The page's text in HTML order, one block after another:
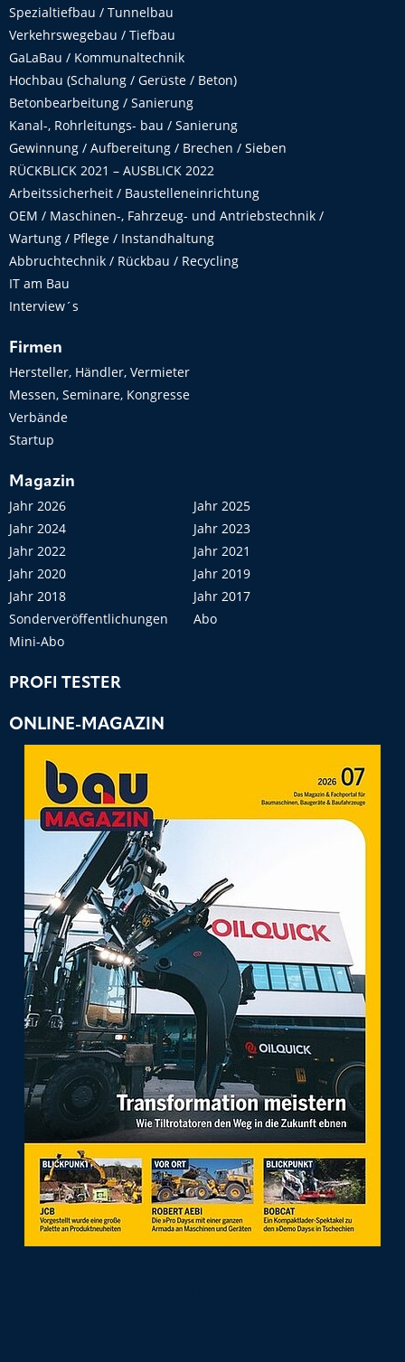
Spezialtiefbau / Tunnelbau
Verkehrswegebau / Tiefbau
GaLaBau / Kommunaltechnik
Hochbau (Schalung / Gerüste / Beton)
Betonbearbeitung / Sanierung
Kanal-, Rohrleitungs- bau / Sanierung
Gewinnung / Aufbereitung / Brechen / Sieben
RÜCKBLICK 2021 – AUSBLICK 2022
Arbeitssicherheit / Baustelleneinrichtung
OEM / Maschinen-, Fahrzeug- und Antriebstechnik /
Wartung / Pflege / Instandhaltung
Abbruchtechnik / Rückbau / Recycling
IT am Bau
Interview´s
Firmen
Hersteller, Händler, Vermieter
Messen, Seminare, Kongresse
Verbände
Startup
Magazin
Jahr 2026
Jahr 2025
Jahr 2024
Jahr 2023
Jahr 2022
Jahr 2021
Jahr 2020
Jahr 2019
Jahr 2018
Jahr 2017
Sonderveröffentlichungen
Abo
Mini-Abo
PROFI TESTER
ONLINE-MAGAZIN